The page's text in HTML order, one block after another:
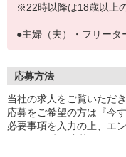
※22時以降は18歳以上
●主婦（夫）・フリータ
応募方法
当社の求人をご覧いただ
応募をご希望の方は『今
必要事項を入力の上、エ